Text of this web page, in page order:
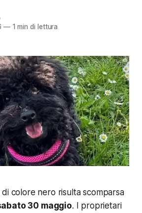
—1 min di lettura
di colore nero risulta scomparsa
30 maggio. I proprietari